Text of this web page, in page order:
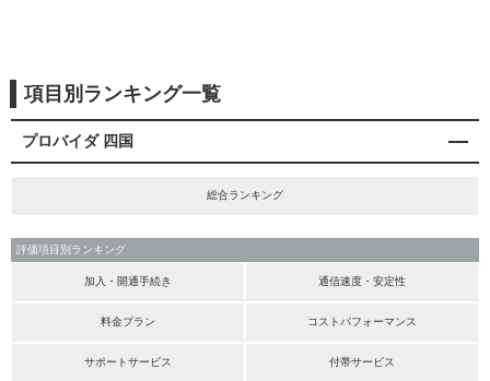
項目別ランキング一覧
プロバイダ 四国
総合ランキング
評価項目別ランキング
加入・開通手続き 通信速度・安定性
料金プラン コストパフォーマンス
サポートサービス 付帯サービス